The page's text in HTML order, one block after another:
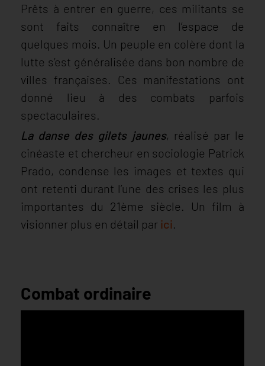
Prêts à entrer en guerre, ces militants se
sont faits connaître en l’espace de
quelques mois. Un peuple en colère dont la
lutte s’est généralisée dans bon nombre de
villes françaises. Ces manifestations ont
donné lieu à des combats parfois
spectaculaires.
La danse des gilets jaunes, réalisé par le
cinéaste et chercheur en sociologie Patrick
Prado, condense les images et textes qui
ont retenti durant l’une des crises les plus
importantes du 21ème siècle. Un film à
visionner plus en détail par ici
Combat ordinaire